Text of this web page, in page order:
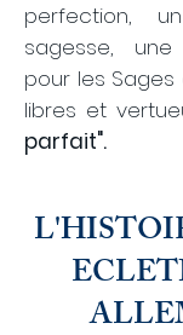
perfection,
sagesse,
pour les Sages
libres et
parfait".